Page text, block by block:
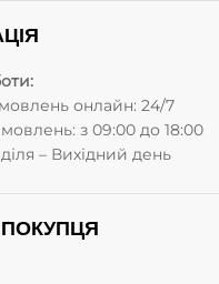
онлайн: 24/7
з 09:00 до 18:00
– Вихідний день
ПОКУПЦЯ